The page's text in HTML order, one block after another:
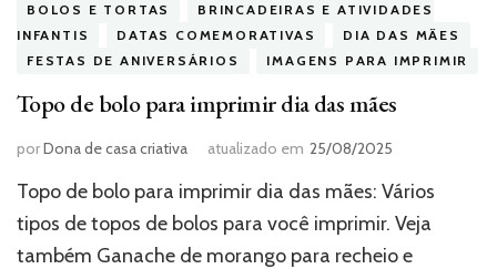
BOLOS E TORTAS
BRINCADEIRAS E ATIVIDADES
INFANTIS
DATAS COMEMORATIVAS
DIA DAS MÃES
FESTAS DE ANIVERSÁRIOS
IMAGENS PARA IMPRIMIR
Topo de bolo para imprimir dia das mães
porDona de casa criativa atualizado em 25/08/2025
Topo de bolo para imprimir dia das mães: Vários
tipos de topos de bolos para você imprimir. Veja
também Ganache de morango para recheio e